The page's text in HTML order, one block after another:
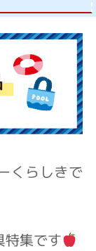
くらしきで
特集です